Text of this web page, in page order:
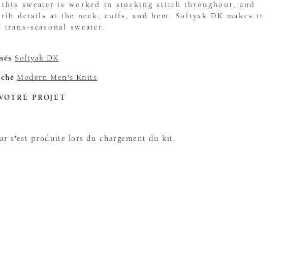
this sweater is worked in stocking stitch throughout, and
rib details at the neck, cuffs, and hem. Softyak DK makes it
trans-seasonal sweater.
Softyak DK
Modern Men's Knits
PROJET
s'est produite lors du chargement du kit.